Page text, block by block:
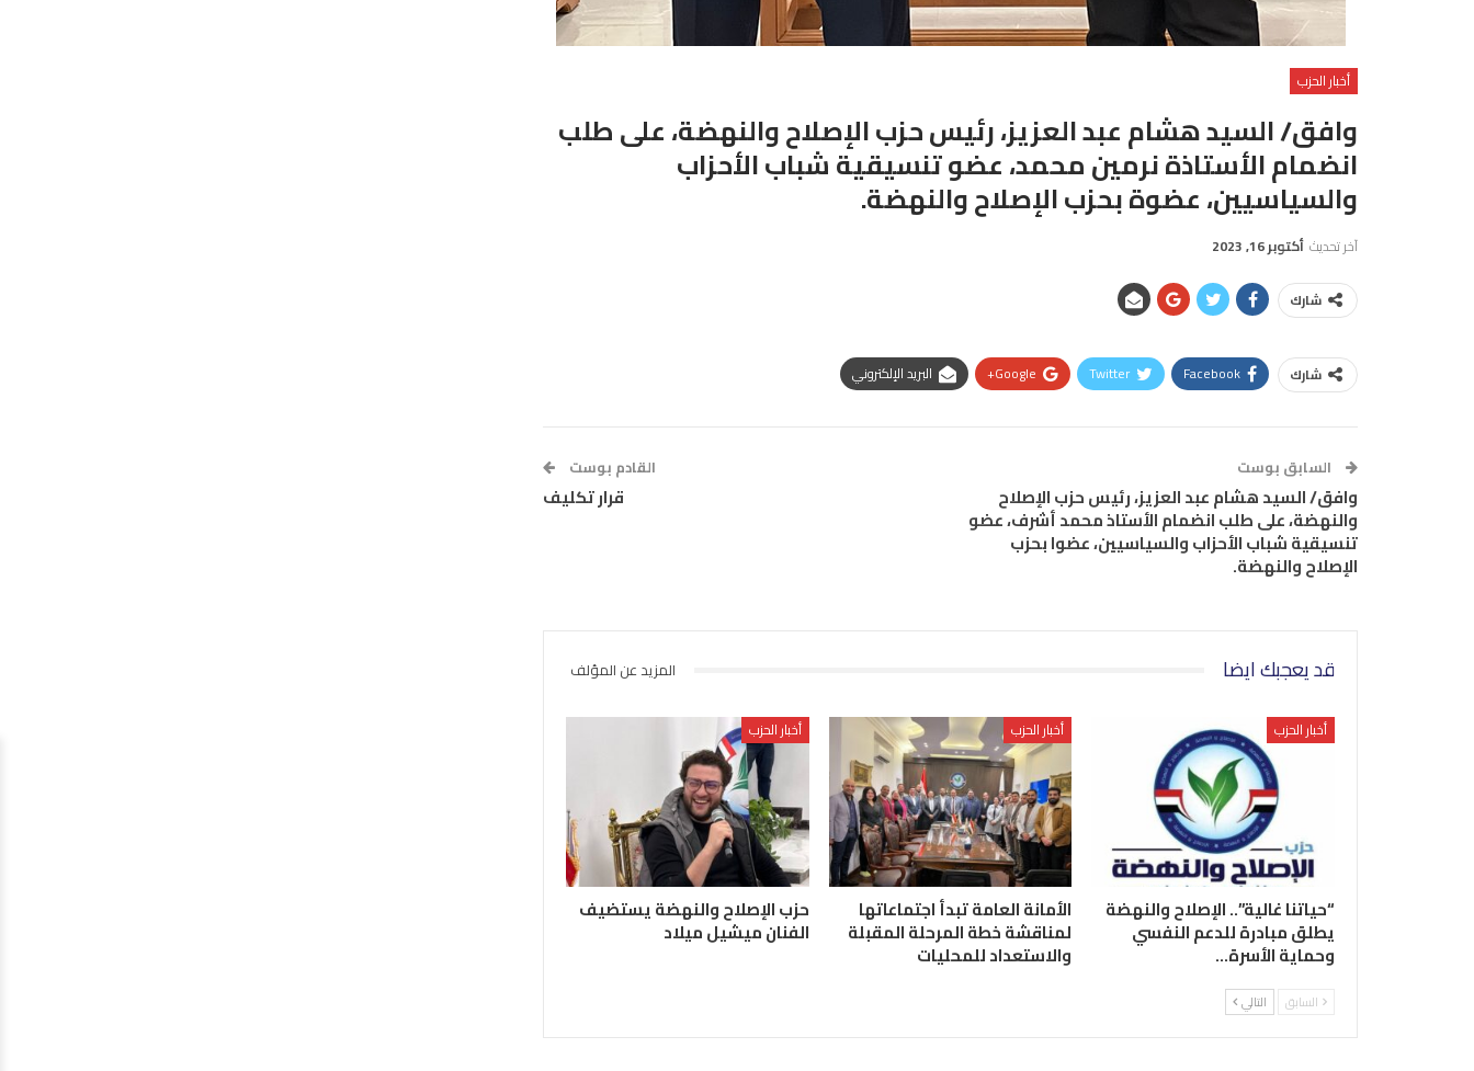
أخبار الحزب
وافق/ السيد هشام عبد العزيز، رئيس حزب الإصلاح والنهضة، على طلب
انضمام الأستاذة نرمين محمد، عضو تنسيقية شباب الأحزاب
والسياسيين، عضوة بحزب الإصلاح والنهضة.
آخر تحديث أكتوبر 16, 2023
شارك
شارك Facebook
Twitter
Google+ البريد الإلكتروني
السابق بوست
وافق/ السيد هشام عبد العزيز، رئيس حزب الإصلاح
والنهضة، على طلب انضمام الأستاذ محمد أشرف، عضو
تنسيقية شباب الأحزاب والسياسيين، عضوا بحزب
الإصلاح والنهضة.
القادم بوست
قرار تكليف
قد يعجبك ايضا المزيد عن المؤلف
أخبار الحزب
“حياتنا غالية”.. الإصلاح والنهضة
يطلق مبادرة للدعم النفسي
وحماية الأسرة…
أخبار الحزب
الأمانة العامة تبدأ اجتماعاتها
لمناقشة خطة المرحلة المقبلة
والاستعداد للمحليات
أخبار الحزب
حزب الإصلاح والنهضة يستضيف
الفنان ميشيل ميلاد
السابق التالي